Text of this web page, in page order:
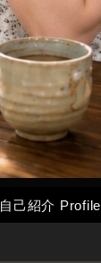
自己紹介 Profile